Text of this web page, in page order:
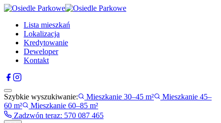
Lista mieszkań
Lokalizacja
Kredytowanie
Deweloper
Kontakt
Szybkie wyszukiwanie: Mieszkanie 30–45 m²
Mieszkanie 45–
60 m²
Mieszkanie 60–85 m²
Zadzwón teraz: 570 087 465